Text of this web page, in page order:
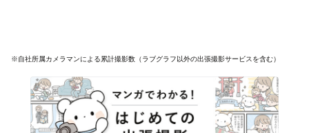
※自社所属カメラマンによる累計撮影数（ラブグラフ以外の出張撮影サービスを含む）